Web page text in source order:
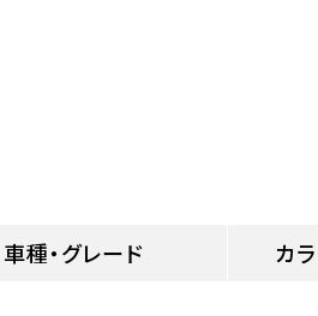
車種・グレード カ